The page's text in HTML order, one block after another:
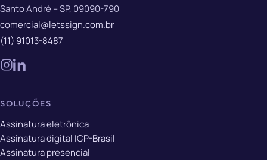
Santo André – SP, 09090-790
comercial@letssign.com.br
(11) 91013-8487
SOLUÇÕES
Assinatura eletrônica
Assinatura digital ICP-Brasil
Assinatura presencial